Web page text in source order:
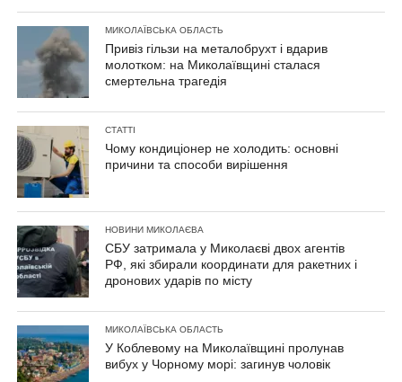
МИКОЛАЇВСЬКА ОБЛАСТЬ
Привіз гільзи на металобрухт і вдарив
молотком: на Миколаївщині сталася
смертельна трагедія
СТАТТІ
Чому кондиціонер не холодить: основні
причини та способи вирішення
НОВИНИ МИКОЛАЄВА
СБУ затримала у Миколаєві двох агентів
РФ, які збирали координати для ракетних і
дронових ударів по місту
МИКОЛАЇВСЬКА ОБЛАСТЬ
У Коблевому на Миколаївщині пролунав
вибух у Чорному морі: загинув чоловік